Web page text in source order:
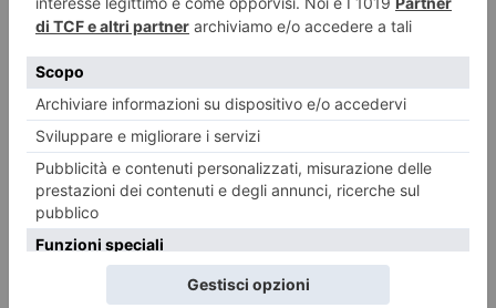
Calciomercato, Torino e Juventus: le ultime novità!
Il calciomercato entra nella sua fase più calda. Torino e Juventus hanno
già effettuato diversi movimenti,